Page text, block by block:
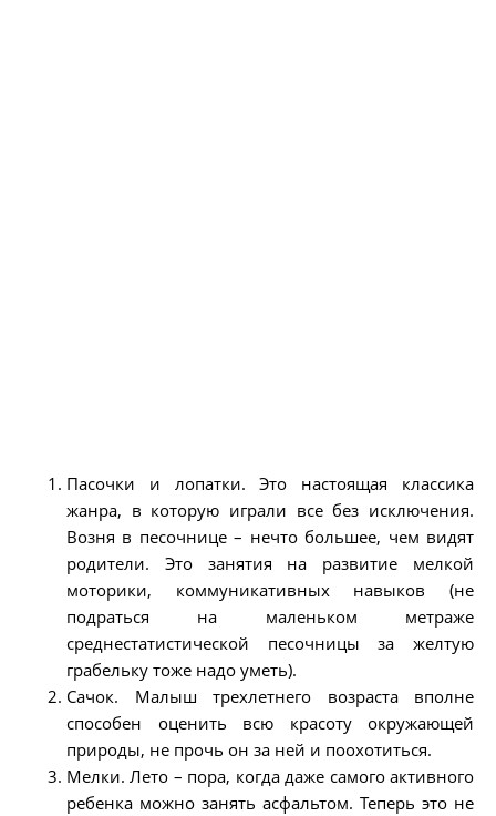
Пасочки и лопатки. Это настоящая классика
жанра, в которую играли все без исключения.
Возня в песочнице – нечто большее, чем видят
родители. Это занятия на развитие мелкой
моторики, коммуникативных навыков (не
подраться на маленьком метраже
среднестатистической песочницы за желтую
грабельку тоже надо уметь).
Сачок. Малыш трехлетнего возраста вполне
способен оценить всю красоту окружающей
природы, не прочь он за ней и поохотиться.
Мелки. Лето – пора, когда даже самого активного
ребенка можно занять асфальтом. Теперь это не